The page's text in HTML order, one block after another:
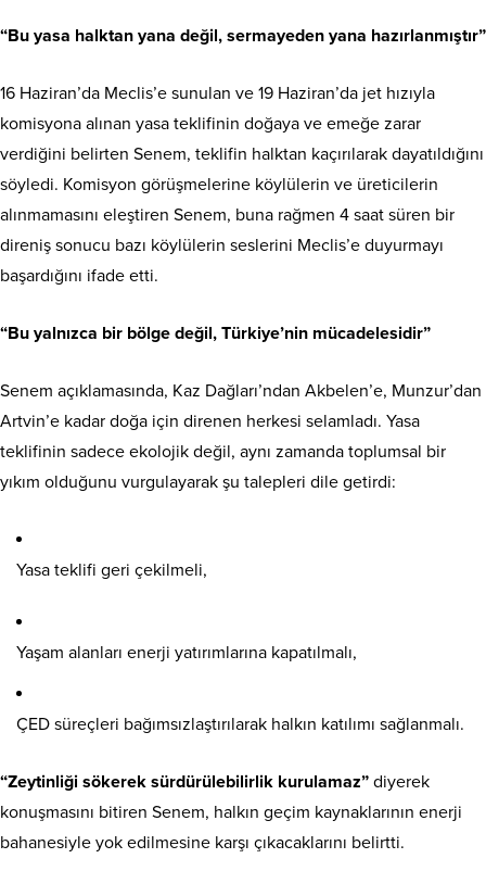
“Bu yasa halktan yana değil, sermayeden yana hazırlanmıştır”
16 Haziran’da Meclis’e sunulan ve 19 Haziran’da jet hızıyla
komisyona alınan yasa teklifinin doğaya ve emeğe zarar
verdiğini belirten Senem, teklifin halktan kaçırılarak dayatıldığını
söyledi. Komisyon görüşmelerine köylülerin ve üreticilerin
alınmamasını eleştiren Senem, buna rağmen 4 saat süren bir
direniş sonucu bazı köylülerin seslerini Meclis’e duyurmayı
başardığını ifade etti.
“Bu yalnızca bir bölge değil, Türkiye’nin mücadelesidir”
Senem açıklamasında, Kaz Dağları’ndan Akbelen’e, Munzur’dan
Artvin’e kadar doğa için direnen herkesi selamladı. Yasa
teklifinin sadece ekolojik değil, aynı zamanda toplumsal bir
yıkım olduğunu vurgulayarak şu talepleri dile getirdi:
Yasa teklifi geri çekilmeli,
Yaşam alanları enerji yatırımlarına kapatılmalı,
ÇED süreçleri bağımsızlaştırılarak halkın katılımı sağlanmalı.
“Zeytinliği sökerek sürdürülebilirlik kurulamaz” diyerek
konuşmasını bitiren Senem, halkın geçim kaynaklarının enerji
bahanesiyle yok edilmesine karşı çıkacaklarını belirtti.